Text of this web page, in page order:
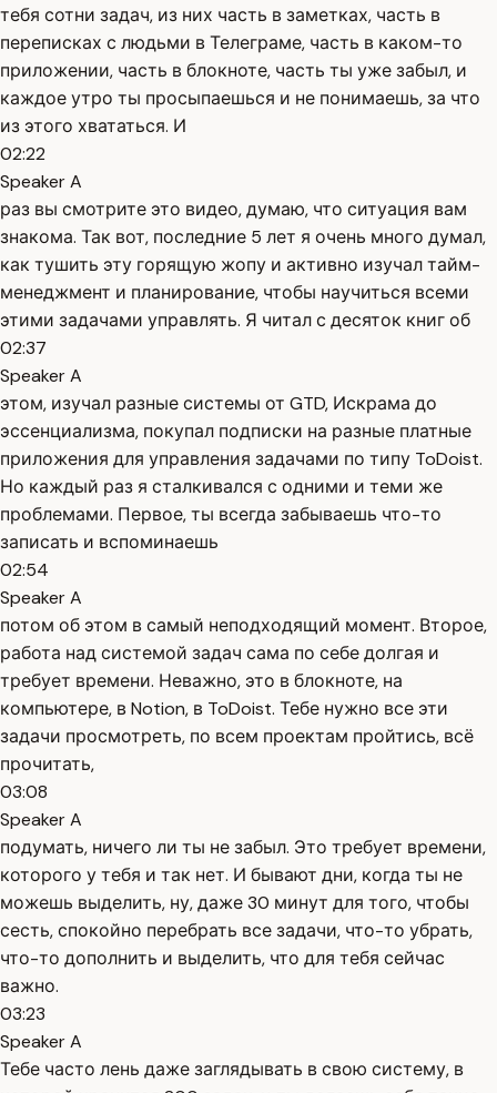
тебя сотни задач, из них часть в заметках, часть в
переписках с людьми в Телеграме, часть в каком-то
приложении, часть в блокноте, часть ты уже забыл, и
каждое утро ты просыпаешься и не понимаешь, за что
из этого хвататься. И
02:22
Speaker A
раз вы смотрите это видео, думаю, что ситуация вам
знакома. Так вот, последние 5 лет я очень много думал,
как тушить эту горящую жопу и активно изучал тайм-
менеджмент и планирование, чтобы научиться всеми
этими задачами управлять. Я читал с десяток книг об
02:37
Speaker A
этом, изучал разные системы от GTD, Искрама до
эссенциализма, покупал подписки на разные платные
приложения для управления задачами по типу ToDoist.
Но каждый раз я сталкивался с одними и теми же
проблемами. Первое, ты всегда забываешь что-то
записать и вспоминаешь
02:54
Speaker A
потом об этом в самый неподходящий момент. Второе,
работа над системой задач сама по себе долгая и
требует времени. Неважно, это в блокноте, на
компьютере, в Notion, в ToDoist. Тебе нужно все эти
задачи просмотреть, по всем проектам пройтись, всё
прочитать,
03:08
Speaker A
подумать, ничего ли ты не забыл. Это требует времени,
которого у тебя и так нет. И бывают дни, когда ты не
можешь выделить, ну, даже 30 минут для того, чтобы
сесть, спокойно перебрать все задачи, что-то убрать,
что-то дополнить и выделить, что для тебя сейчас
важно.
03:23
Speaker A
Тебе часто лень даже заглядывать в свою систему, в